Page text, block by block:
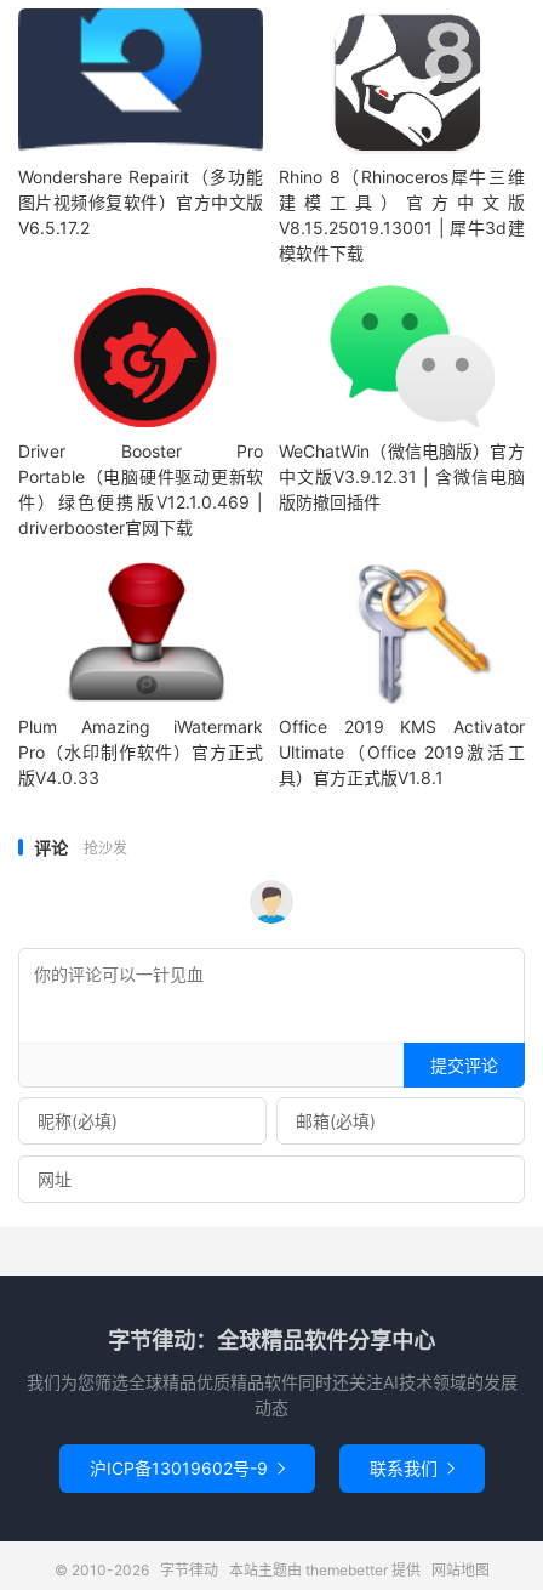
Wondershare Repairit（多功能
图片视频修复软件）官方中文版
V6.5.17.2
Rhino 8（Rhinoceros犀牛三维
建模工具）官方中文版
V8.15.25019.13001 | 犀牛3d建
模软件下载
Driver Booster Pro
Portable（电脑硬件驱动更新软
件）绿色便携版V12.1.0.469 |
driverbooster官网下载
WeChatWin（微信电脑版）官方
中文版V3.9.12.31 | 含微信电脑
版防撤回插件
Plum Amazing iWatermark
Pro（水印制作软件）官方正式
版V4.0.33
Office 2019 KMS Activator
Ultimate（Office 2019激活工
具）官方正式版V1.8.1
评论 抢沙发
提交评论
字节律动：全球精品软件分享中心
我们为您筛选全球精品优质精品软件同时还关注AI技术领域的发展
动态
沪ICP备13019602号-9  联系我们 
© 2010-2026 字节律动本站主题由 themebetter提供
网站地图